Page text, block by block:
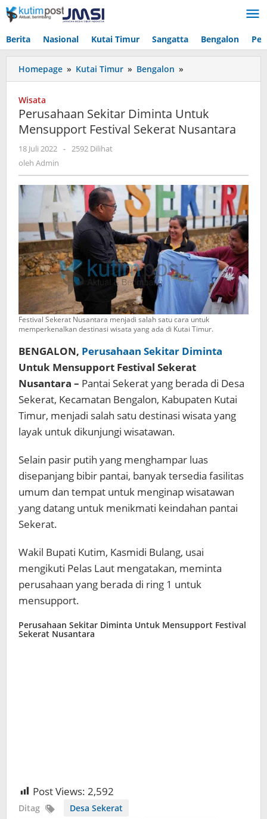
Lewati
ke
Berita Nasional Kutai Timur Sangatta Bengalon
Homepage » Kutai Timur » Bengalon »
Sekitar
Mensupport
Festival
Wisata
Perusahaan Sekitar Diminta Untuk
Mensupport Festival Sekerat Nusantara
18 Juli 2022 oleh
- 2592 Dilihat
oleh Admin
Festival Sekerat Nusantara menjadi salah satu cara untuk
memperkenalkan destinasi wisata yang ada di Kutai Timur.
BENGALON, Perusahaan Sekitar Diminta
Untuk Mensupport Festival Sekerat
Nusantara – Pantai Sekerat yang berada di Desa
Sekerat, Kecamatan Bengalon, Kabupaten Kutai
Timur, menjadi salah satu destinasi wisata yang
layak untuk dikunjungi wisatawan.
Selain pasir putih yang menghampar luas
disepanjang bibir pantai, banyak tersedia fasilitas
umum dan tempat untuk menginap wisatawan
yang datang untuk menikmati keindahan pantai
Sekerat.
Wakil Bupati Kutim, Kasmidi Bulang, usai
mengikuti Pelas Laut mengatakan, meminta
perusahaan yang berada di ring 1 untuk
mensupport.
Perusahaan Sekitar Diminta Untuk Mensupport Festival
Sekerat Nusantara
Post Views: 2,592
Ditag
Desa Sekerat